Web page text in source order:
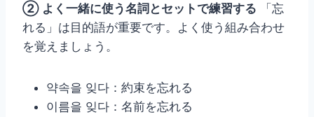
② よく一緒に使う名詞とセットで練習する 「忘
れる」は目的語が重要です。よく使う組み合わせ
を覚えましょう。
약속을 잊다：約束を忘れる
이름을 잊다：名前を忘れる